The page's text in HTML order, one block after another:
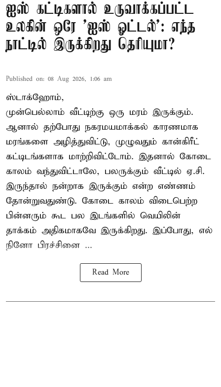
ஐஸ் கட்டிகளால் உருவாக்கப்பட்ட
உலகின் ஒரே 'ஐஸ் ஓட்டல்': எந்த
நாட்டில் இருக்கிறது தெரியுமா?
Published on: 08 Aug 2026, 1:06 am
ஸ்டாக்ஹோம்,
முன்பெல்லாம் வீட்டிற்கு ஒரு மரம் இருக்கும்.
ஆனால் தற்போது நகரமயமாக்கல் காரணமாக
மரங்களை அழித்துவிட்டு, முழுவதும் கான்கிரீட்
கட்டிடங்களாக மாற்றிவிட்டோம். இதனால் கோடை
காலம் வந்துவிட்டாலே, பலருக்கும் வீட்டில் ஏ.சி.
இருந்தால் நன்றாக இருக்கும் என்ற எண்ணம்
தோன்றுவதுண்டு. கோடை காலம் விடைபெற்ற
பின்னரும் கூட பல இடங்களில் வெயிலின்
தாக்கம் அதிகமாகவே இருக்கிறது. இப்போது, எல்
நினோ பிரச்சினை ...
Read More